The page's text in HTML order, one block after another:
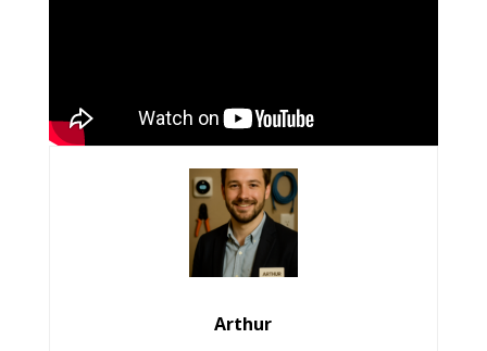
Arthur